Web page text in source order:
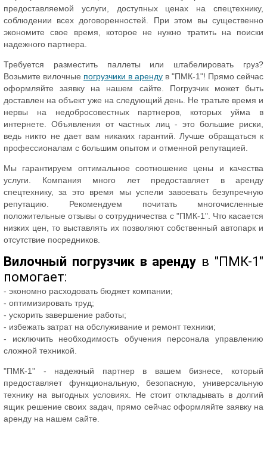
предоставляемой услуги, доступных ценах на спецтехнику,
соблюдении всех договоренностей. При этом вы существенно
экономите свое время, которое не нужно тратить на поиски
надежного партнера.
Требуется разместить паллеты или штабелировать груз?
Возьмите вилочные погрузчики в аренду в "ПМК-1"! Прямо сейчас
оформляйте заявку на нашем сайте. Погрузчик может быть
доставлен на объект уже на следующий день. Не тратьте время и
нервы на недобросовестных партнеров, которых уйма в
интернете. Объявления от частных лиц - это большие риски,
ведь никто не дает вам никаких гарантий. Лучше обращаться к
профессионалам с большим опытом и отменной репутацией.
Мы гарантируем оптимальное соотношение цены и качества
услуги. Компания много лет предоставляет в аренду
спецтехнику, за это время мы успели завоевать безупречную
репутацию. Рекомендуем почитать многочисленные
положительные отзывы о сотрудничества с "ПМК-1". Что касается
низких цен, то выставлять их позволяют собственный автопарк и
отсутствие посредников.
Вилочный погрузчик в аренду в "ПМК-1"
помогает:
- экономно расходовать бюджет компании;
- оптимизировать труд;
- ускорить завершение работы;
- избежать затрат на обслуживание и ремонт техники;
- исключить необходимость обучения персонала управлению
сложной техникой.
"ПМК-1" - надежный партнер в вашем бизнесе, который
предоставляет функциональную, безопасную, универсальную
технику на выгодных условиях. Не стоит откладывать в долгий
ящик решение своих задач, прямо сейчас оформляйте заявку на
аренду на нашем сайте.